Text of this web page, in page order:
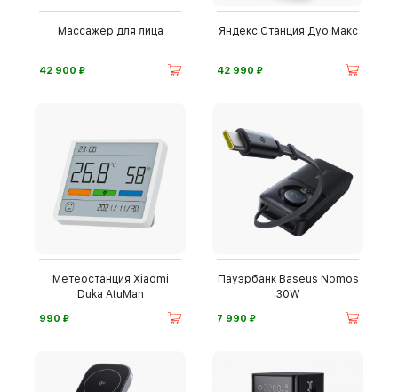
Массажер для лица
42 900 ⃏
Яндекс Станция Дуо Макс
42 990 ⃏
Метеостанция Xiaomi
Duka AtuMan
990 ⃏
Пауэрбанк Baseus Nomos
30W
7 990 ⃏